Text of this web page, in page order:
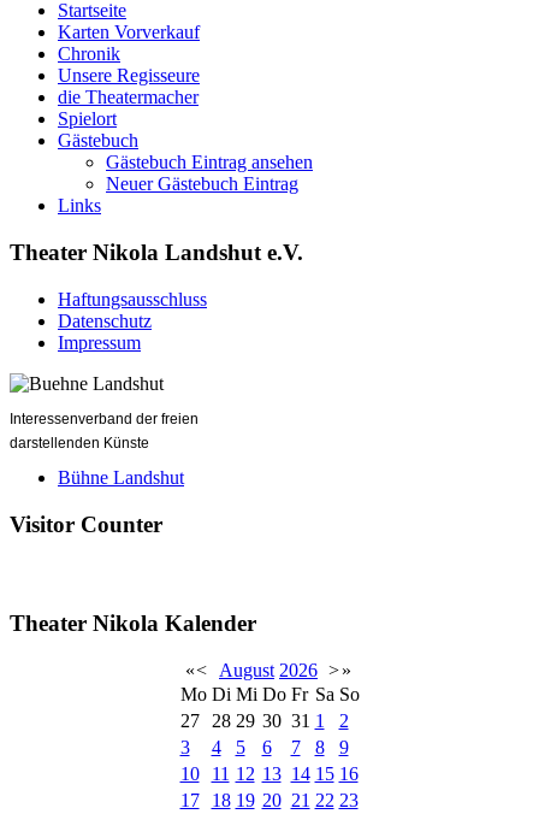
Startseite
Karten Vorverkauf
Chronik
Unsere Regisseure
die Theatermacher
Spielort
Gästebuch
Gästebuch Eintrag ansehen
Neuer Gästebuch Eintrag
Links
Theater Nikola Landshut e.V.
Haftungsausschluss
Datenschutz
Impressum
Interessenverband der freien
darstellenden Künste
Bühne Landshut
Visitor Counter
Theater Nikola Kalender
«< August 2026 >»
Mo Di Mi Do Fr Sa So
27
28 29 30 31 1
2
3
4 5 6 7 8
9
10
11 12 13 14 15 16
17
18 19 20 21 22 23